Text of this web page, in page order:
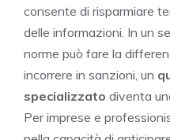
consente di risparmiare
delle informazioni. In un
norme può fare la
incorrere in sanzioni, un
specializzato diventa
Per imprese e